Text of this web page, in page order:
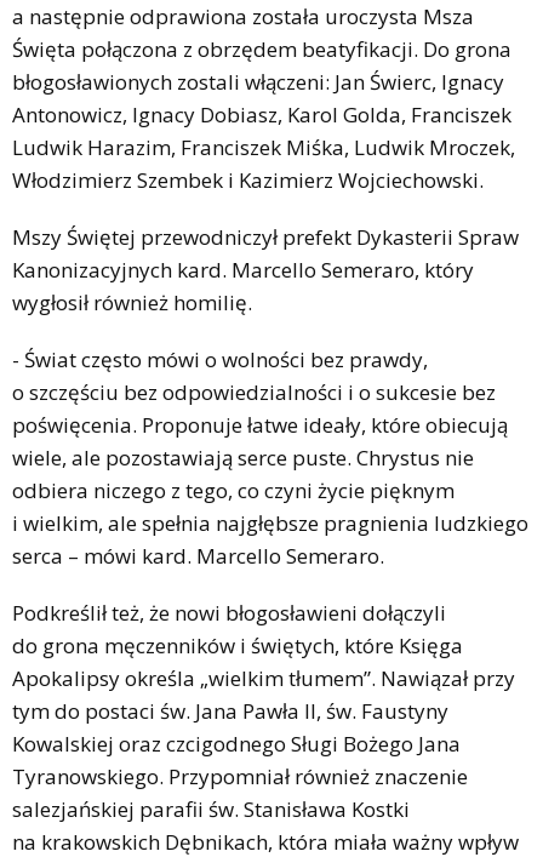
a następnie odprawiona została uroczysta Msza
Święta połączona z obrzędem beatyfikacji. Do grona
błogosławionych zostali włączeni: Jan Świerc, Ignacy
Antonowicz, Ignacy Dobiasz, Karol Golda, Franciszek
Ludwik Harazim, Franciszek Miśka, Ludwik Mroczek,
Włodzimierz Szembek i Kazimierz Wojciechowski.
Mszy Świętej przewodniczył prefekt Dykasterii Spraw
Kanonizacyjnych kard. Marcello Semeraro, który
wygłosił również homilię.
- Świat często mówi o wolności bez prawdy,
o szczęściu bez odpowiedzialności i o sukcesie bez
poświęcenia. Proponuje łatwe ideały, które obiecują
wiele, ale pozostawiają serce puste. Chrystus nie
odbiera niczego z tego, co czyni życie pięknym
i wielkim, ale spełnia najgłębsze pragnienia ludzkiego
serca – mówi kard. Marcello Semeraro.
Podkreślił też, że nowi błogosławieni dołączyli
do grona męczenników i świętych, które Księga
Apokalipsy określa „wielkim tłumem”. Nawiązał przy
tym do postaci św. Jana Pawła II, św. Faustyny
Kowalskiej oraz czcigodnego Sługi Bożego Jana
Tyranowskiego. Przypomniał również znaczenie
salezjańskiej parafii św. Stanisława Kostki
na krakowskich Dębnikach, która miała ważny wpływ